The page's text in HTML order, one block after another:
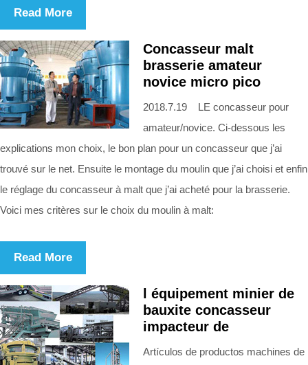
Read More
Concasseur malt
brasserie amateur
novice micro pico
2018.7.19 LE concasseur pour
amateur/novice. Ci-dessous les
explications mon choix, le bon plan pour un concasseur que j’ai
trouvé sur le net. Ensuite le montage du moulin que j’ai choisi et enfin
le réglage du concasseur à malt que j’ai acheté pour la brasserie.
Voici mes critères sur le choix du moulin à malt:
Read More
l équipement minier de
bauxite concasseur
impacteur de
Artículos de productos machines de